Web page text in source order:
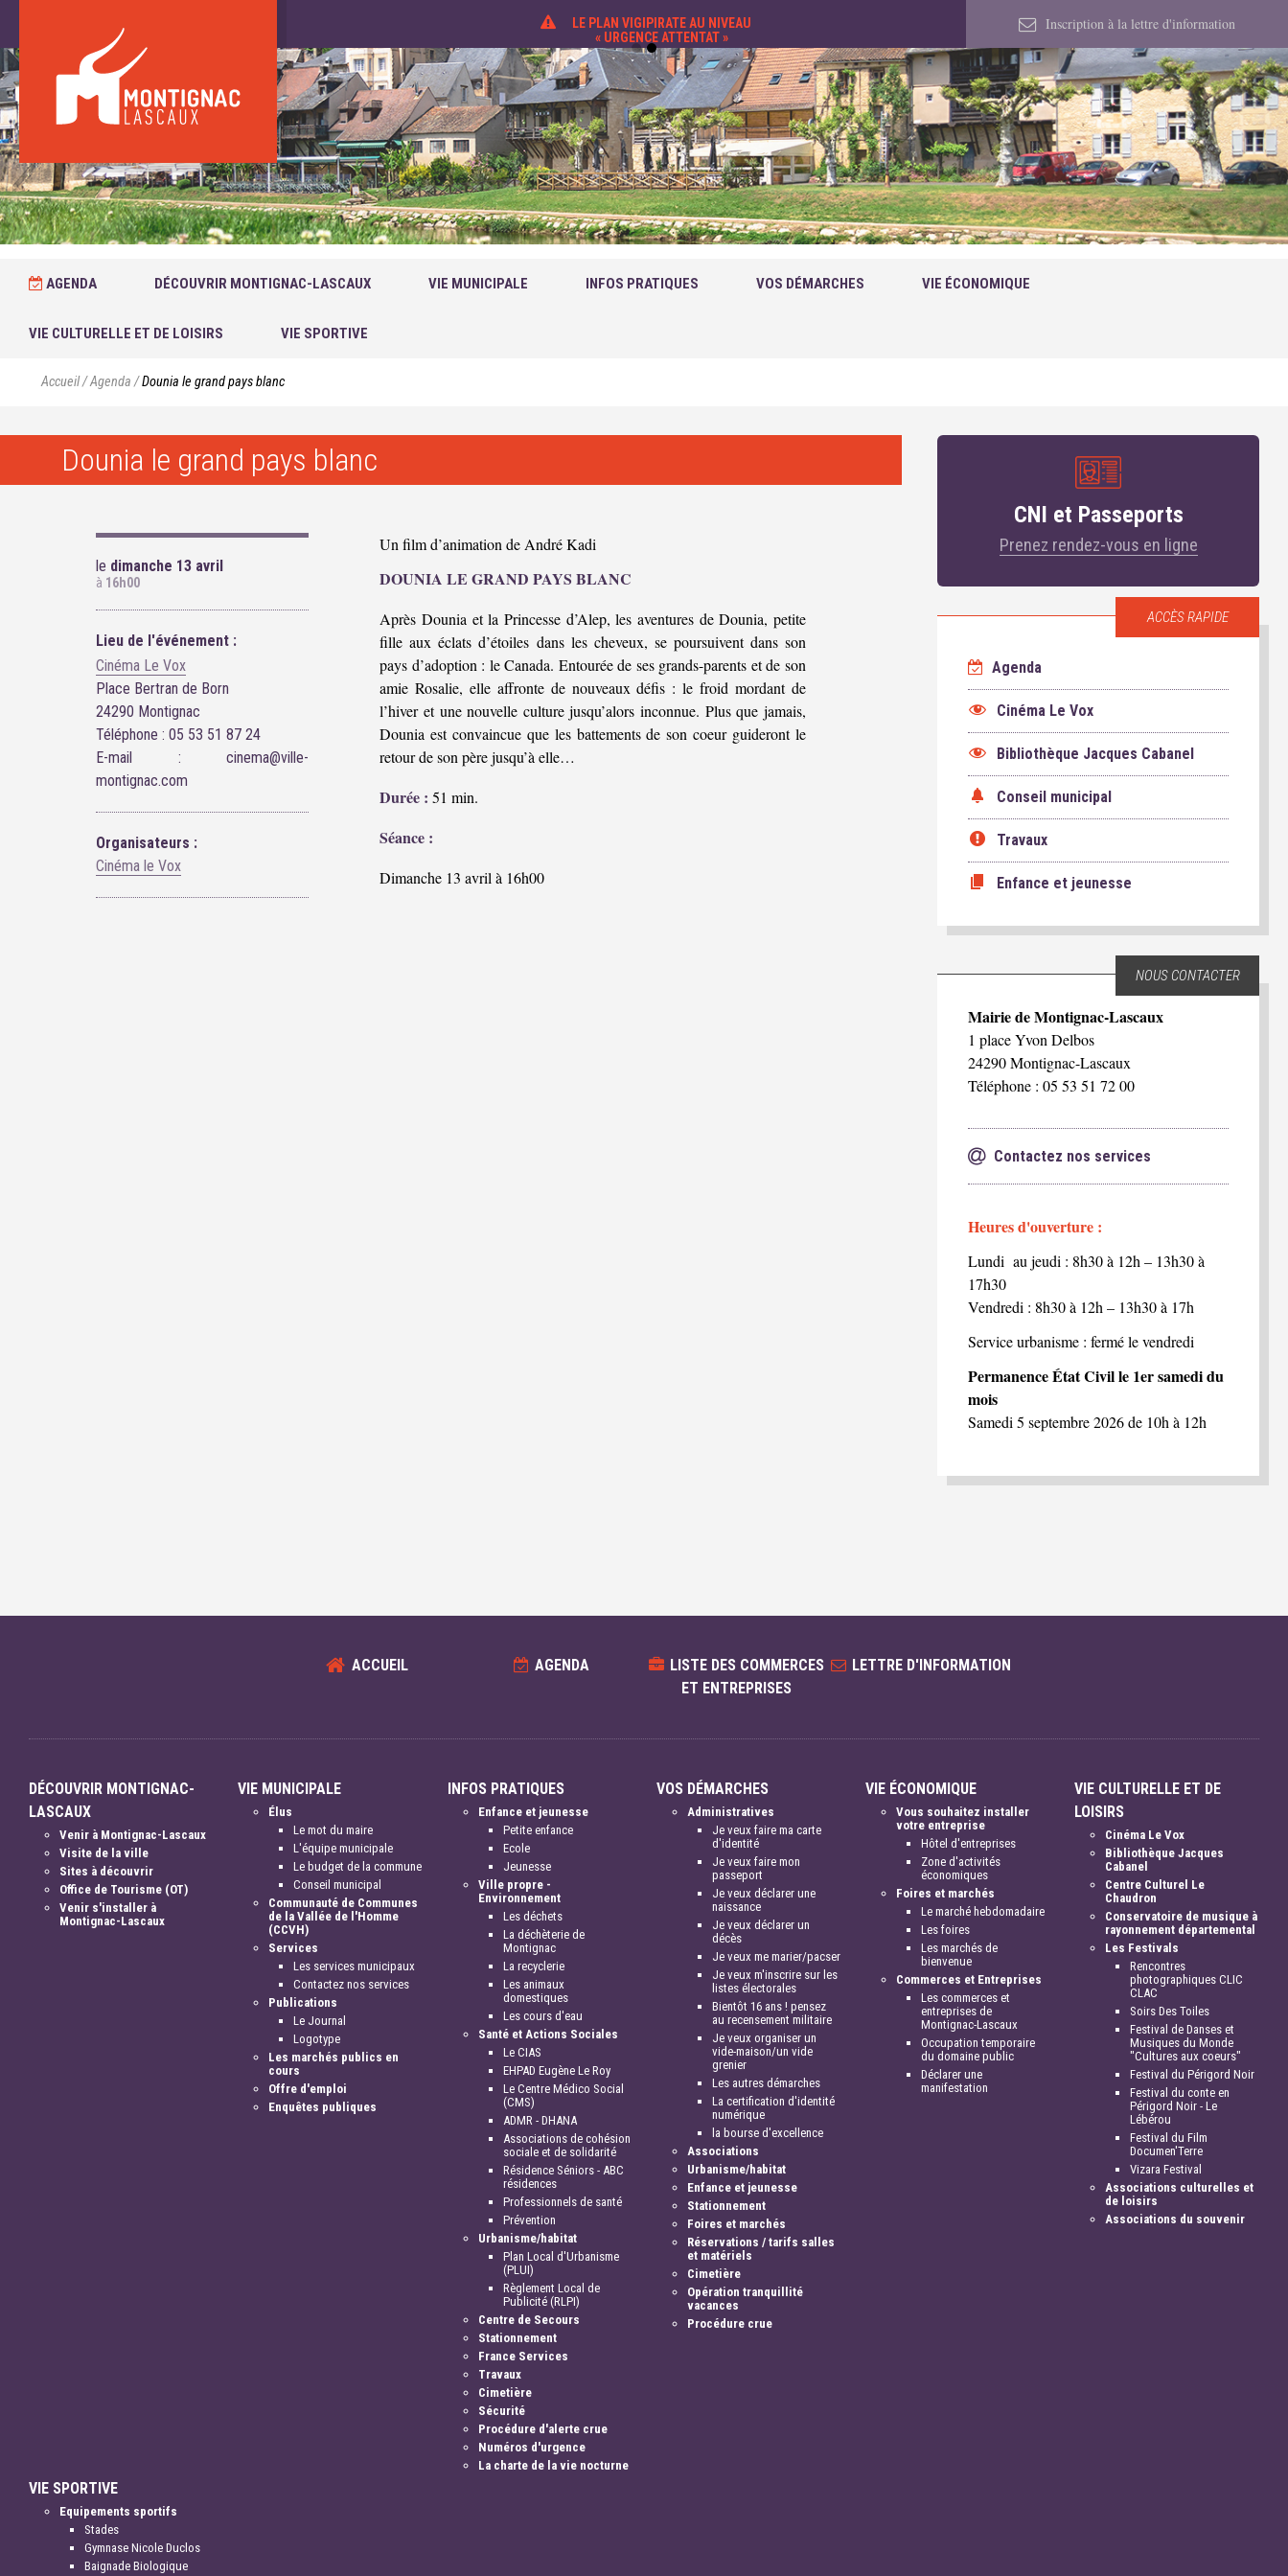
LE PLAN VIGIPIRATE AU NIVEAU
« URGENCE ATTENTAT »
Inscription à la lettre d'information
AGENDA DÉCOUVRIR MONTIGNAC-LASCAUX VIE MUNICIPALE INFOS PRATIQUES VOS DÉMARCHES VIE ÉCONOMIQUE
VIE CULTURELLE ET DE LOISIRS VIE SPORTIVE
Accueil/Agenda /Dounia le grand pays blanc
Dounia le grand pays blanc
le dimanche 13 avril
à 16h00
Lieu de l'événement :
Cinéma Le Vox
Place Bertran de Born
24290 Montignac
Téléphone : 05 53 51 87 24
E-mail : cinema@ville-
montignac.com
Organisateurs :
Cinéma le Vox
Un film d’animation de André Kadi
DOUNIA LE GRAND PAYS BLANC
Après Dounia et la Princesse d’Alep, les aventures de Dounia, petite
fille aux éclats d’étoiles dans les cheveux, se poursuivent dans son
pays d’adoption : le Canada. Entourée de ses grands-parents et de son
amie Rosalie, elle affronte de nouveaux défis : le froid mordant de
l’hiver et une nouvelle culture jusqu’alors inconnue. Plus que jamais,
Dounia est convaincue que les battements de son coeur guideront le
retour de son père jusqu’à elle…
Durée : 51 min.
Séance :
Dimanche 13 avril à 16h00
CNI et Passeports
Prenez rendez-vous en ligne
ACCÈS RAPIDE
Agenda
Cinéma Le Vox
Bibliothèque Jacques Cabanel
Conseil municipal
Travaux
Enfance et jeunesse
NOUS CONTACTER
Mairie de Montignac-Lascaux
1 place Yvon Delbos
24290 Montignac-Lascaux
Téléphone : 05 53 51 72 00
Contactez nos services
Heures d'ouverture :
Lundi au jeudi : 8h30 à 12h – 13h30 à
17h30
Vendredi : 8h30 à 12h – 13h30 à 17h
Service urbanisme : fermé le vendredi
Permanence État Civil le 1er samedi du
mois
Samedi 5 septembre 2026 de 10h à 12h
ACCUEIL AGENDA
LISTE DES COMMERCES
ET ENTREPRISES
LETTRE D'INFORMATION
DÉCOUVRIR MONTIGNAC-
LASCAUX
Venir à Montignac-Lascaux
Visite de la ville
Sites à découvrir
Office de Tourisme (OT)
Venir s'installer à
Montignac-Lascaux
VIE MUNICIPALE
Élus
Le mot du maire
L'équipe municipale
Le budget de la commune
Conseil municipal
Communauté de Communes
de la Vallée de l'Homme
(CCVH)
Services
Les services municipaux
Contactez nos services
Publications
Le Journal
Logotype
Les marchés publics en
cours
Offre d'emploi
Enquêtes publiques
INFOS PRATIQUES
Enfance et jeunesse
Petite enfance
Ecole
Jeunesse
Ville propre -
Environnement
Les déchets
La déchèterie de
Montignac
La recyclerie
Les animaux
domestiques
Les cours d'eau
Santé et Actions Sociales
Le CIAS
EHPAD Eugène Le Roy
Le Centre Médico Social
(CMS)
ADMR - DHANA
Associations de cohésion
sociale et de solidarité
Résidence Séniors - ABC
résidences
Professionnels de santé
Prévention
Urbanisme/habitat
Plan Local d'Urbanisme
(PLUI)
Règlement Local de
Publicité (RLPI)
Centre de Secours
Stationnement
France Services
Travaux
Cimetière
Sécurité
Procédure d'alerte crue
Numéros d'urgence
La charte de la vie nocturne
VOS DÉMARCHES
Administratives
Je veux faire ma carte
d'identité
Je veux faire mon
passeport
Je veux déclarer une
naissance
Je veux déclarer un
décès
Je veux me marier/pacser
Je veux m'inscrire sur les
listes électorales
Bientôt 16 ans ! pensez
au recensement militaire
Je veux organiser un
vide-maison/un vide
grenier
Les autres démarches
La certification d'identité
numérique
la bourse d'excellence
Associations
Urbanisme/habitat
Enfance et jeunesse
Stationnement
Foires et marchés
Réservations / tarifs salles
et matériels
Cimetière
Opération tranquillité
vacances
Procédure crue
VIE ÉCONOMIQUE
Vous souhaitez installer
votre entreprise
Hôtel d'entreprises
Zone d'activités
économiques
Foires et marchés
Le marché hebdomadaire
Les foires
Les marchés de
bienvenue
Commerces et Entreprises
Les commerces et
entreprises de
Montignac-Lascaux
Occupation temporaire
du domaine public
Déclarer une
manifestation
VIE CULTURELLE ET DE
LOISIRS
Cinéma Le Vox
Bibliothèque Jacques
Cabanel
Centre Culturel Le
Chaudron
Conservatoire de musique à
rayonnement départemental
Les Festivals
Rencontres
photographiques CLIC
CLAC
Soirs Des Toiles
Festival de Danses et
Musiques du Monde
"Cultures aux coeurs"
Festival du Périgord Noir
Festival du conte en
Périgord Noir - Le
Lébérou
Festival du Film
Documen'Terre
Vizara Festival
Associations culturelles et
de loisirs
Associations du souvenir
VIE SPORTIVE
Equipements sportifs
Stades
Gymnase Nicole Duclos
Baignade Biologique